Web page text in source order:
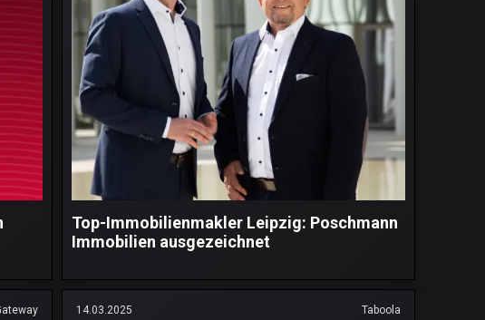
Top-Immobilienmakler Leipzig: Poschmann
Immobilien ausgezeichnet
14.03.2025 Taboola